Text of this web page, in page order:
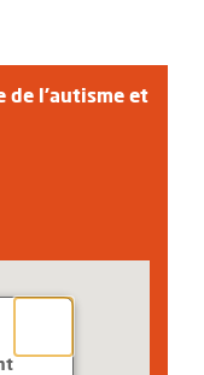
de l’autisme et